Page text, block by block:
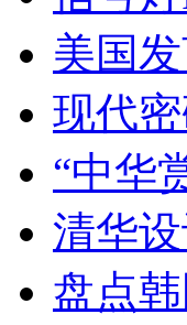
美国
现代
“中华
清华
盘点